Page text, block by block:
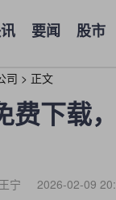
要闻 股市
司 > 正文
费下载
宁 2026-02-09